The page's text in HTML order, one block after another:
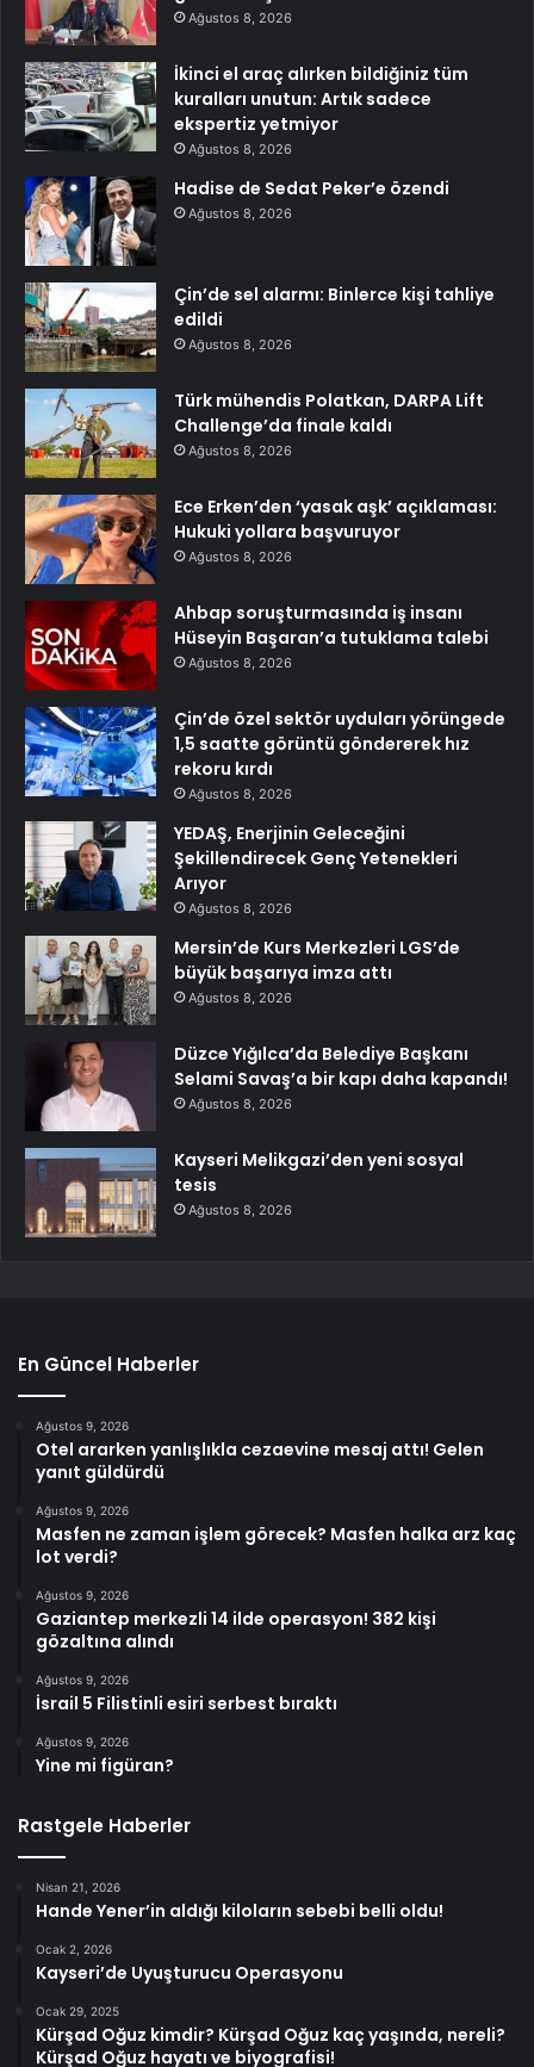
Ağustos 8, 2026
İkinci el araç alırken bildiğiniz tüm
kuralları unutun: Artık sadece
ekspertiz yetmiyor
Ağustos 8, 2026
Hadise de Sedat Peker’e özendi
Ağustos 8, 2026
Çin’de sel alarmı: Binlerce kişi tahliye
edildi
Ağustos 8, 2026
Türk mühendis Polatkan, DARPA Lift
Challenge’da finale kaldı
Ağustos 8, 2026
Ece Erken’den ‘yasak aşk’ açıklaması:
Hukuki yollara başvuruyor
Ağustos 8, 2026
Ahbap soruşturmasında iş insanı
Hüseyin Başaran’a tutuklama talebi
Ağustos 8, 2026
Çin’de özel sektör uyduları yörüngede
1,5 saatte görüntü göndererek hız
rekoru kırdı
Ağustos 8, 2026
YEDAŞ, Enerjinin Geleceğini
Şekillendirecek Genç Yetenekleri
Arıyor
Ağustos 8, 2026
Mersin’de Kurs Merkezleri LGS’de
büyük başarıya imza attı
Ağustos 8, 2026
Düzce Yığılca’da Belediye Başkanı
Selami Savaş’a bir kapı daha kapandı!
Ağustos 8, 2026
Kayseri Melikgazi’den yeni sosyal
tesis
Ağustos 8, 2026
En Güncel Haberler
Ağustos 9, 2026
Otel ararken yanlışlıkla cezaevine mesaj attı! Gelen
yanıt güldürdü
Ağustos 9, 2026
Masfen ne zaman işlem görecek? Masfen halka arz kaç
lot verdi?
Ağustos 9, 2026
Gaziantep merkezli 14 ilde operasyon! 382 kişi
gözaltına alındı
Ağustos 9, 2026
İsrail 5 Filistinli esiri serbest bıraktı
Ağustos 9, 2026
Yine mi figüran?
Rastgele Haberler
Nisan 21, 2026
Hande Yener’in aldığı kiloların sebebi belli oldu!
Ocak 2, 2026
Kayseri’de Uyuşturucu Operasyonu
Ocak 29, 2025
Kürşad Oğuz kimdir? Kürşad Oğuz kaç yaşında, nereli?
Kürşad Oğuz hayatı ve biyografisi!